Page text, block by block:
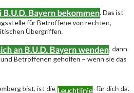
. Das ist
für Betroffene von rechten,
Übergriffen.
, dann
Betroffenen geholfen – wenn sie das
bist, ist die für dich da.